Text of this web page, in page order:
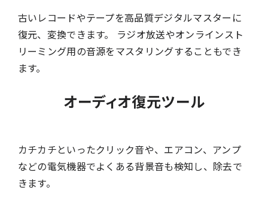
古いレコードやテープを高品質デジタルマスターに
復元、変換できます。 ラジオ放送やオンラインスト
リーミング用の音源をマスタリングすることもでき
ます。
オーディオ復元ツール
カチカチといったクリック音や、エアコン、アンプ
などの電気機器でよくある背景音も検知し、除去で
きます。